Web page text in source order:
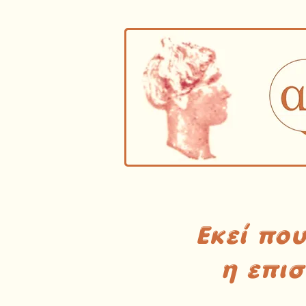
Εκεί
η